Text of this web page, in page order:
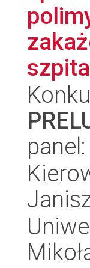
panel: